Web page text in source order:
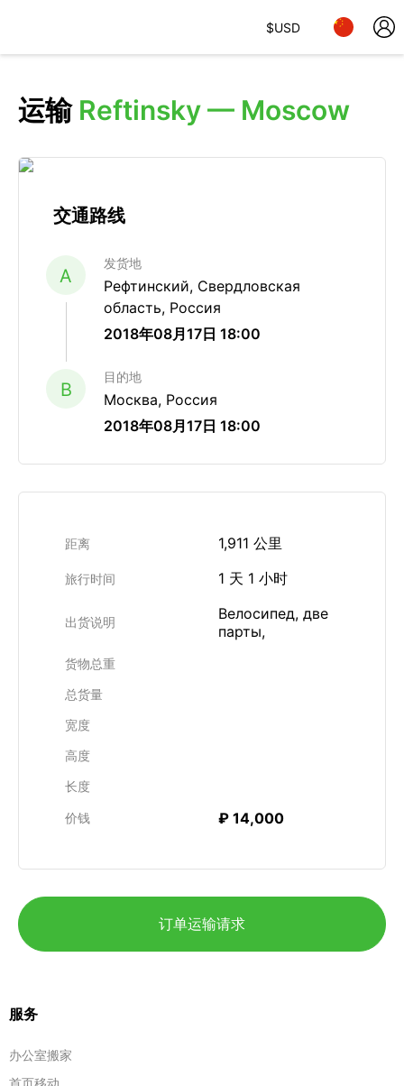
$USD
运输 Reftinsky — Moscow
交通路线
A
发货地
Рефтинский, Свердловская
область, Россия
2018年08月17日 18:00
B
目的地
Москва, Россия
2018年08月17日 18:00
距离 1,911 公里
旅行时间 1 天 1 小时
出货说明
Велосипед, две
парты,
货物总重
总货量
宽度
高度
长度
价钱 ₽ 14,000
订单运输请求
服务
办公室搬家
首页移动